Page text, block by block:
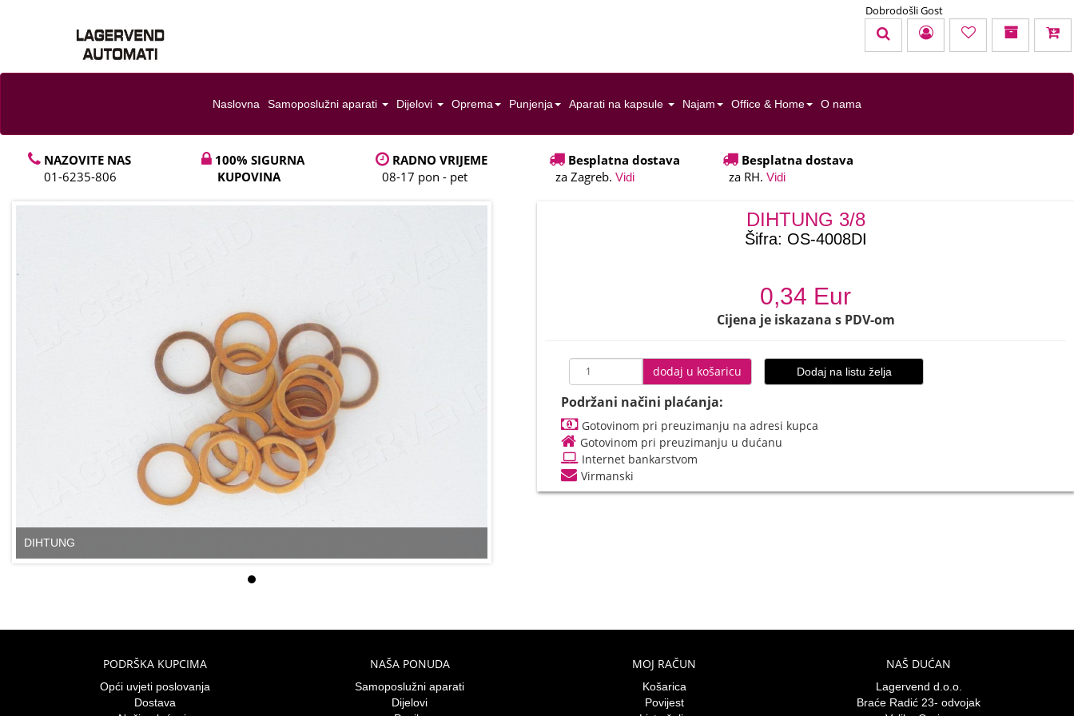
KOŠARICA
Dobrodošli Gost
Naslovna Samoposlužni aparati Dijelovi Oprema Punjenja Aparati na kapsule Najam Office & Home O nama
NAZOVITE NAS
01-6235-806
100% SIGURNA
KUPOVINA
RADNO VRIJEME
08-17 pon - pet
Besplatna dostava
za Zagreb. Vidi
Besplatna dostava
za RH.Vidi
DIHTUNG
DIHTUNG 3/8
Šifra: OS-4008DI
0,34 Eur
Cijena je iskazana s PDV-om
dodaj u košaricu Dodaj na listu želja
Podržani načini plaćanja:
Gotovinom pri preuzimanju na adresi kupca
Gotovinom pri preuzimanju u dućanu
Internet bankarstvom
Virmanski
PODRŠKA KUPCIMA
Opći uvjeti poslovanja
Dostava
NAŠA PONUDA
Samoposlužni aparati
Dijelovi
MOJ RAČUN
Košarica
Povijest
NAŠ DUĆAN
Lagervend d.o.o.
Braće Radić 23- odvojak